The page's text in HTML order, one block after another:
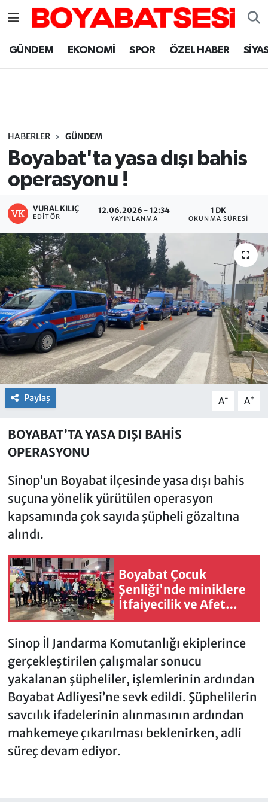
GÜNDEM EKONOMİ SPOR ÖZEL HABER
HABERLER GÜNDEM
Boyabat'ta yasa dışı bahis
operasyonu !
VURAL KILIÇ
EDITÖR
12.06.2026 - 12:34
YAYINLANMA
1 DK
OKUNMA SÜRESI
Paylaş A- A+
BOYABAT’TA YASA DIŞI BAHİS
OPERASYONU
Sinop’un Boyabat ilçesinde yasa dışı bahis
suçuna yönelik yürütülen operasyon
kapsamında çok sayıda şüpheli gözaltına
alındı.
Boyabat Çocuk
Şenliği'nde miniklere
İtfaiyecilik ve Afet
Eğitim
Sinop İl Jandarma Komutanlığı ekiplerince
gerçekleştirilen çalışmalar sonucu
yakalanan şüpheliler, işlemlerinin ardından
Boyabat Adliyesi’ne sevk edildi. Şüphelilerin
savcılık ifadelerinin alınmasının ardından
mahkemeye çıkarılması beklenirken, adli
süreç devam ediyor.
Sinop Nöbetçi Eczaneler
Sinop Trafik Yoğunluk Haritası
Süper Lig Puan Durumu ve Fikstür
Haber Arşivi